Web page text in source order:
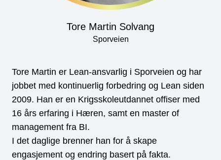
Tore Martin Solvang
Sporveien
Tore Martin er Lean-ansvarlig i Sporveien og har
jobbet med kontinuerlig forbedring og Lean siden
2009. Han er en Krigsskoleutdannet offiser med
16 års erfaring i Hæren, samt en master of
management fra BI.
I det daglige brenner han for å skape
engasjement og endring basert på fakta.